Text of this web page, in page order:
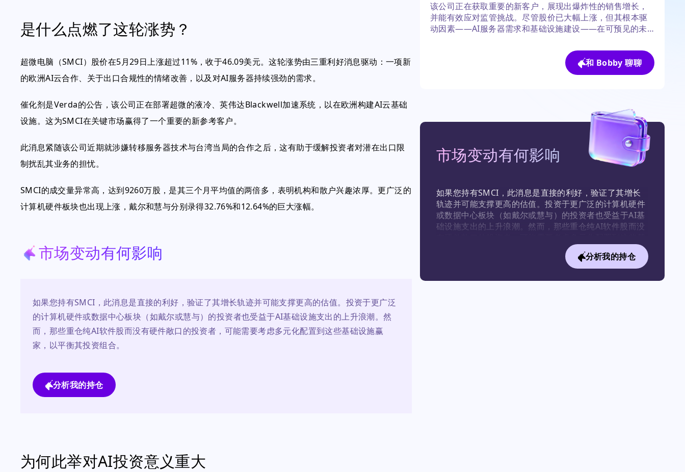
是什么点燃了这轮涨势？
超微电脑（SMCI）股价在5月29日上涨超过11%，收于46.09美元。这轮涨势由三重利好消息驱动：一项新
的欧洲AI云合作、关于出口合规性的情绪改善，以及对AI服务器持续强劲的需求。
催化剂是Verda的公告，该公司正在部署超微的液冷、英伟达Blackwell加速系统，以在欧洲构建AI云基础
设施。这为SMCI在关键市场赢得了一个重要的新参考客户。
此消息紧随该公司近期就涉嫌转移服务器技术与台湾当局的合作之后，这有助于缓解投资者对潜在出口限
制扰乱其业务的担忧。
SMCI的成交量异常高，达到9260万股，是其三个月平均值的两倍多，表明机构和散户兴趣浓厚。更广泛的
计算机硬件板块也出现上涨，戴尔和慧与分别录得32.76%和12.64%的巨大涨幅。
市场变动有何影响
如果您持有SMCI，此消息是直接的利好，验证了其增长轨迹并可能支撑更高的估值。投资于更广泛
的计算机硬件或数据中心板块（如戴尔或慧与）的投资者也受益于AI基础设施支出的上升浪潮。然
而，那些重仓纯AI软件股而没有硬件敞口的投资者，可能需要考虑多元化配置到这些基础设施赢
家，以平衡其投资组合。
分析我的持仓
为何此举对AI投资意义重大
该公司正在获取重要的新客户，展现出爆炸性的销售增长，
并能有效应对监管挑战。尽管股价已大幅上涨，但其根本驱
动因素——AI服务器需求和基础设施建设——在可预见的未
和 Bobby 聊聊
市场变动有何影响
如果您持有SMCI，此消息是直接的利好，验证了其增长
轨迹并可能支撑更高的估值。投资于更广泛的计算机硬件
或数据中心板块（如戴尔或慧与）的投资者也受益于AI基
础设施支出的上升浪潮。然而，那些重仓纯AI软件股而没
分析我的持仓